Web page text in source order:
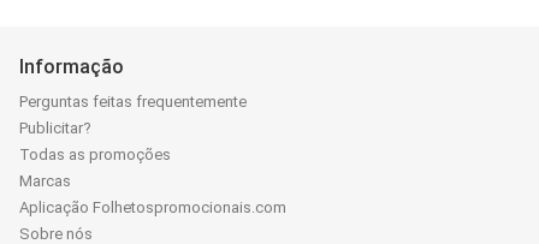
Informação
Perguntas feitas frequentemente
Publicitar?
Todas as promoções
Marcas
Aplicação Folhetospromocionais.com
Sobre nós